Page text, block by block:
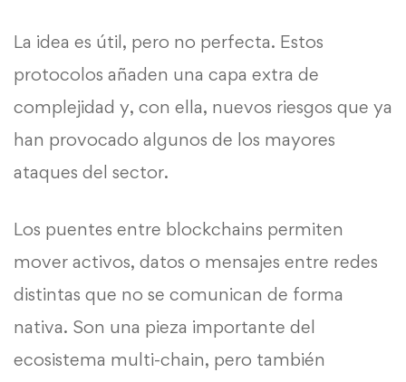
La idea es útil, pero no perfecta. Estos
protocolos añaden una capa extra de
complejidad y, con ella, nuevos riesgos que ya
han provocado algunos de los mayores
ataques del sector.
Los puentes entre blockchains permiten
mover activos, datos o mensajes entre redes
distintas que no se comunican de forma
nativa. Son una pieza importante del
ecosistema multi-chain, pero también